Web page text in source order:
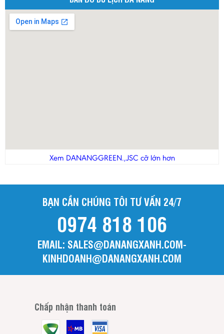
Xem DANANGGREEN.,JSC cỡ lớn hơn
BẠN CẦN CHÚNG TÔI TƯ VẤN 24/7
0974 818 106
EMAIL: SALES@DANANGXANH.COM-
KINHDOANH@DANANGXANH.COM
Chấp nhận thanh toán